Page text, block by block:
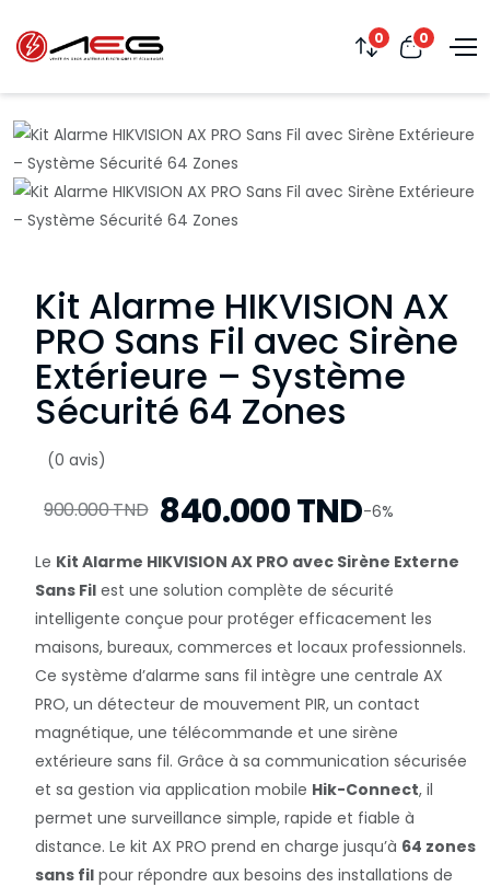
0 0
Kit Alarme HIKVISION AX
PRO Sans Fil avec Sirène
Extérieure – Système
Sécurité 64 Zones
(0 avis)
900.000 TND 840.000 TND-6%
Le Kit Alarme HIKVISION AX PRO avec Sirène Externe
Sans Fil est une solution complète de sécurité
intelligente conçue pour protéger efficacement les
maisons, bureaux, commerces et locaux professionnels.
Ce système d’alarme sans fil intègre une centrale AX
PRO, un détecteur de mouvement PIR, un contact
magnétique, une télécommande et une sirène
extérieure sans fil. Grâce à sa communication sécurisée
et sa gestion via application mobile Hik-Connect, il
permet une surveillance simple, rapide et fiable à
distance. Le kit AX PRO prend en charge jusqu’à 64 zones
sans fil pour répondre aux besoins des installations de